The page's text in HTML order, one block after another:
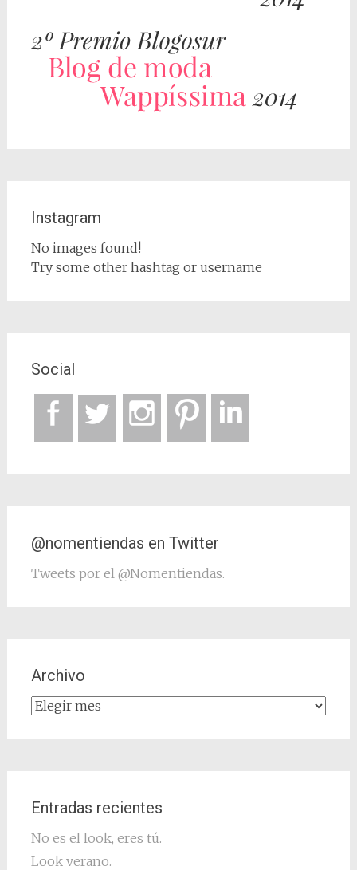
Instagram
No images found!
Try some other hashtag or username
Social
@nomentiendas en Twitter
Tweets por el @Nomentiendas.
Archivo
Archivo
Entradas recientes
No es el look, eres tú.
Look verano.